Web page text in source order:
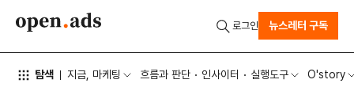
탐색 지금, 마케팅 흐름과 판단 인사이터 실행도구 O'story
로그인 뉴스레터 구독